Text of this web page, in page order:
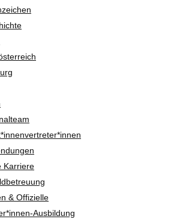
Karriere
& Offizielle
Ausbildung